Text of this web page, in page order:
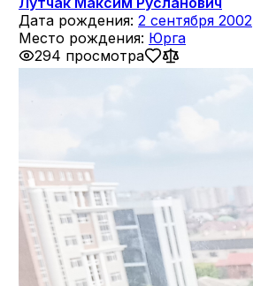
Дата рождения: 2 сентября 2002
Место рождения: Юрга
294 просмотра